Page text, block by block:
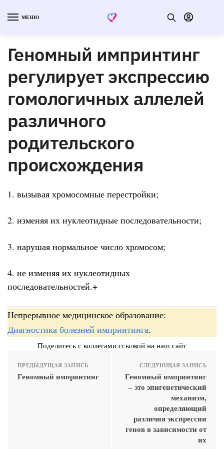
МЕНЮ
Геномный импринтинг
регулирует экспрессию
гомологичных аллелей
различного
родительского
происхождения
1. вызывая хромосомные перестройки;
2. изменяя их нуклеотидные последовательности;
3. нарушая нормальное число хромосом;
4. не изменяя их нуклеотидных
последовательностей.+
Непрерывное медицинское образование:
Диагностика болезней импринтинга.
Поделитесь с коллегами ссылкой на наш сайт
ПРЕДЫДУЩАЯ ЗАПИСЬ
Геномный импринтинг
СЛЕДУЮЩАЯ ЗАПИСЬ
Геномный импринтинг
– это эпигенетический
механизм,
определяющий
различия экспрессии
генов в зависимости от
их